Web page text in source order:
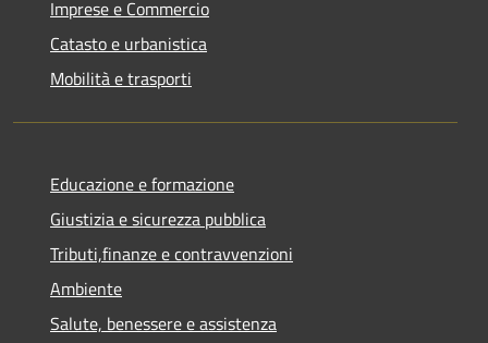
Imprese e Commercio
Catasto e urbanistica
Mobilità e trasporti
Educazione e formazione
Giustizia e sicurezza pubblica
Tributi,finanze e contravvenzioni
Ambiente
Salute, benessere e assistenza